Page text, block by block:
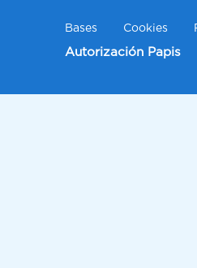
Bases Cookies
Autorización Papis